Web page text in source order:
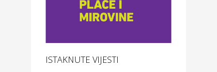
ISTAKNUTE VIJESTI